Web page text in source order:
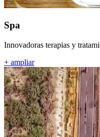
Spa
Innovadoras terapias y
+ ampliar